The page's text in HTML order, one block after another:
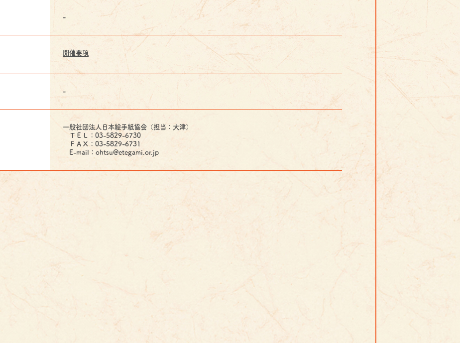
-
開催要項
-
一般社団法人日本絵手紙協会（担当：大津）
ＴＥＬ：03-5829-6730
ＦＡＸ：03-5829-6731
E-mail：ohtsu@etegami.or.jp